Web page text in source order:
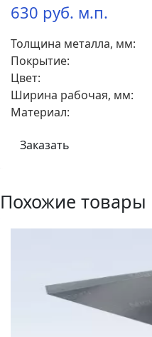
630 руб. м.п.
Толщина металла, мм:
Покрытие:
Цвет:
Ширина рабочая, мм:
Материал:
Заказать
Похожие товары